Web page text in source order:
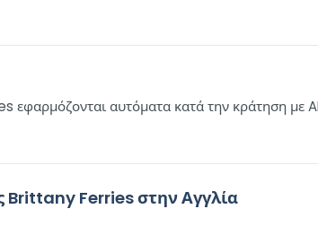
εφαρμόζονται αυτόματα κατά την κράτηση με
Brittany Ferries στην Αγγλία